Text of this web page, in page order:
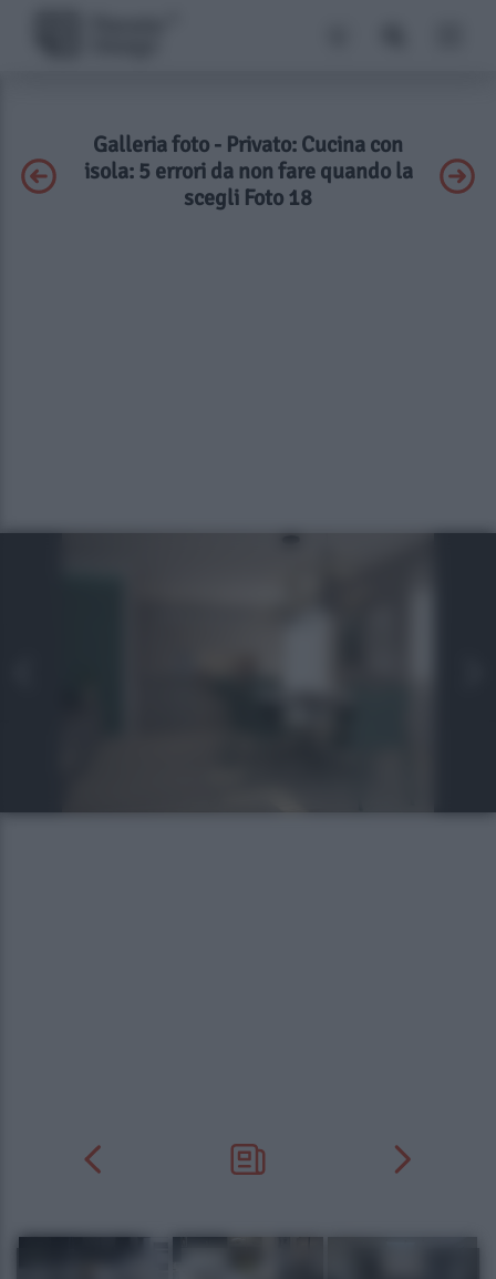
Galleria foto - Privato: Cucina con
isola: 5 errori da non fare quando la
scegli Foto 18